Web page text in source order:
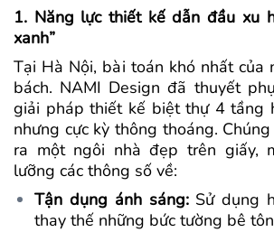
1. Năng lực thiết kế dẫn đầu xu
xanh”
Tại Hà Nội, bài toán khó nhất của
bách. NAMI Design đã thuyết
giải pháp thiết kế biệt thự 4 tầng
nhưng cực kỳ thông thoáng.
ra một ngôi nhà đẹp trên giấy,
lưỡng các thông số về:
Tận dụng ánh sáng:Sử dụng
thay thế những bức tường bê